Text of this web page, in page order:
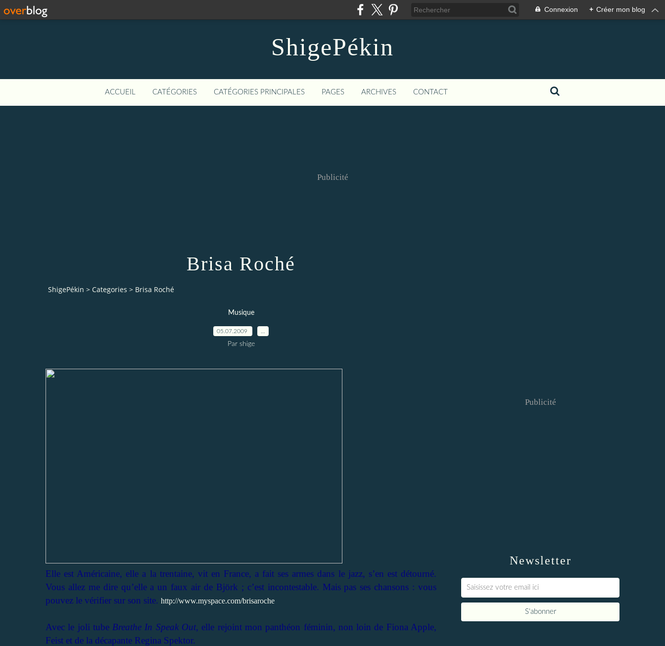
Connexion + Créer mon blog
ShigePékin
ACCUEIL CATÉGORIES CATÉGORIES PRINCIPALES PAGES ARCHIVES CONTACT
Publicité
Brisa Roché
ShigePékin > Categories > Brisa Roché
Musique
05.07.2009
Par shige
Elle est Américaine, elle a la trentaine, vit en France, a fait ses armes dans le jazz, s’en est détourné.
Vous allez me dire qu’elle a un faux air de Björk ; c’est incontestable. Mais pas ses chansons : vous
pouvez le vérifier sur son site. http://www.myspace.com/brisaroche
Avec le joli tube Breathe In Speak Out, elle rejoint mon panthéon féminin, non loin de Fiona Apple,
Feist et de la décapante Regina Spektor.
Newsletter
Publicité